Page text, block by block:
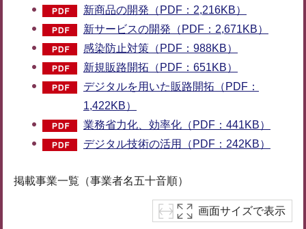
新商品の開発（PDF：2,216KB）
新サービスの開発（PDF：2,671KB）
感染防止対策（PDF：988KB）
新規販路開拓（PDF：651KB）
デジタルを用いた販路開拓（PDF：
1,422KB）
業務省力化、効率化（PDF：441KB）
デジタル技術の活用（PDF：242KB）
掲載事業一覧（事業者名五十音順）
画面サイズで表示